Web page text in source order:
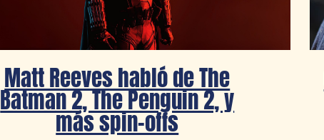
Matt Reeves habló de The
Batman 2, The Penguin 2, y
más spin-offs